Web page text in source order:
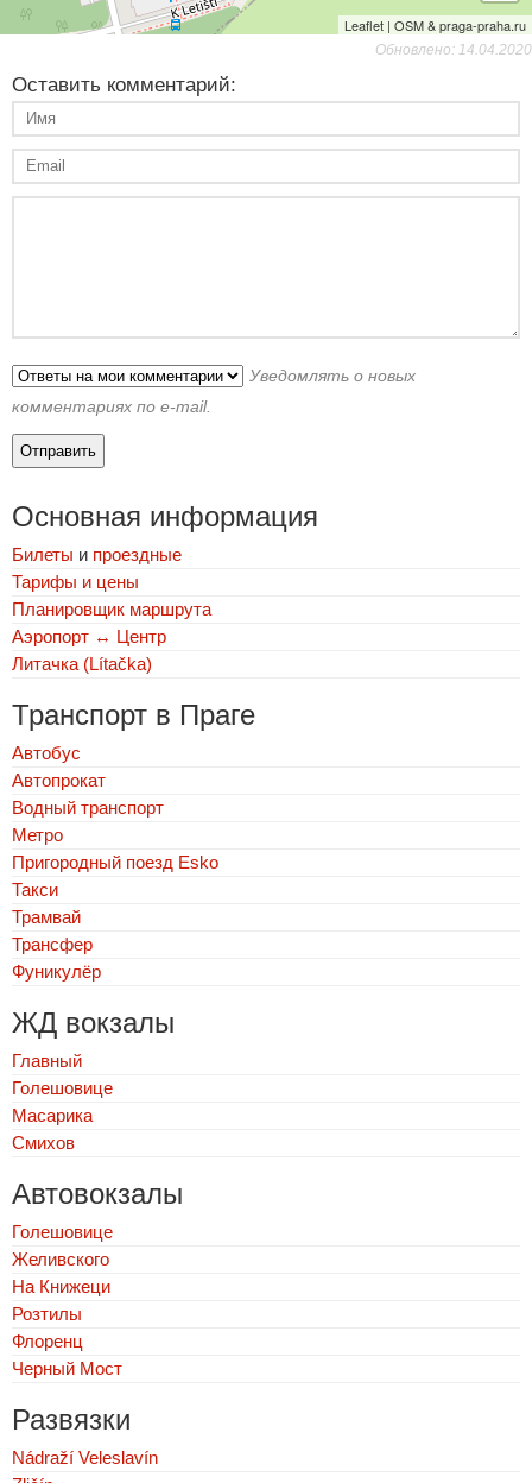
Leaflet | OSM & praga-praha.ru
Обновлено: 14.04.2020
Оставить комментарий:
Уведомлять о новых
комментариях по e-mail.
Основная информация
Билеты и проездные
Тарифы и цены
Планировщик маршрута
Аэропорт ↔ Центр
Литачка (Lítačka)
Транспорт в Праге
Автобус
Автопрокат
Водный транспорт
Метро
Пригородный поезд Esko
Такси
Трамвай
Трансфер
Фуникулёр
ЖД вокзалы
Главный
Голешовице
Масарика
Смихов
Автовокзалы
Голешовице
Желивского
На Книжеци
Розтилы
Флоренц
Черный Мост
Развязки
Nádraží Veleslavín